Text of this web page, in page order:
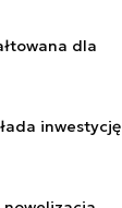
dla
inwestycję